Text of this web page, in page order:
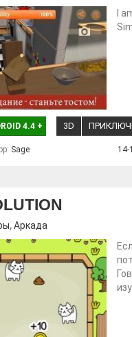
I
4.4 + 3D
Sage 14-
,Аркада